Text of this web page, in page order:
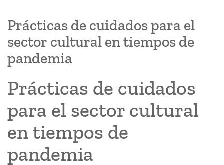
Prácticas de cuidados para el
sector cultural en tiempos de
pandemia
Prácticas de cuidados
para el sector cultural
en tiempos de
pandemia